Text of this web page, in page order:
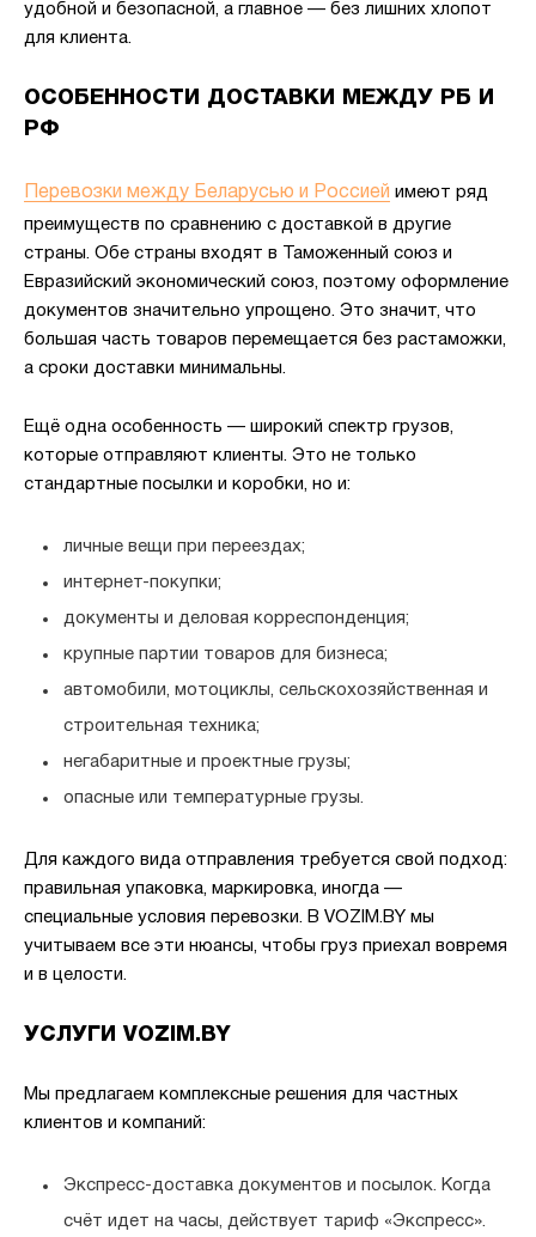
удобной и безопасной, а главное — без лишних хлопот
для клиента.
ОСОБЕННОСТИ ДОСТАВКИ МЕЖДУ РБ И
РФ
Перевозки между Беларусью и Россией имеют ряд
преимуществ по сравнению с доставкой в другие
страны. Обе страны входят в Таможенный союз и
Евразийский экономический союз, поэтому оформление
документов значительно упрощено. Это значит, что
большая часть товаров перемещается без растаможки,
а сроки доставки минимальны.
Ещё одна особенность — широкий спектр грузов,
которые отправляют клиенты. Это не только
стандартные посылки и коробки, но и:
личные вещи при переездах;
интернет-покупки;
документы и деловая корреспонденция;
крупные партии товаров для бизнеса;
автомобили, мотоциклы, сельскохозяйственная и
строительная техника;
негабаритные и проектные грузы;
опасные или температурные грузы.
Для каждого вида отправления требуется свой подход:
правильная упаковка, маркировка, иногда —
специальные условия перевозки. В VOZIM.BY мы
учитываем все эти нюансы, чтобы груз приехал вовремя
и в целости.
УСЛУГИ VOZIM.BY
Мы предлагаем комплексные решения для частных
клиентов и компаний:
Экспресс-доставка документов и посылок. Когда
счёт идет на часы, действует тариф «Экспресс».